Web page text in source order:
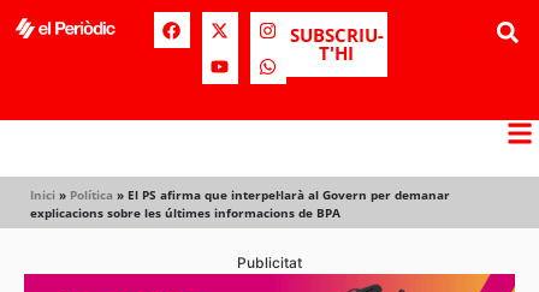
SUBSCRIU-
T'HI
Inici » Política » El PS afirma que interpel·larà al Govern per demanar
explicacions sobre les últimes informacions de BPA
Publicitat